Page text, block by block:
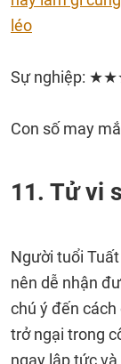
léo
Sự nghiệp:
Con số may
11. Tử vi
Người tuổi
nên dễ nhận
chú ý đến
trở ngại trong
ngay lập tức